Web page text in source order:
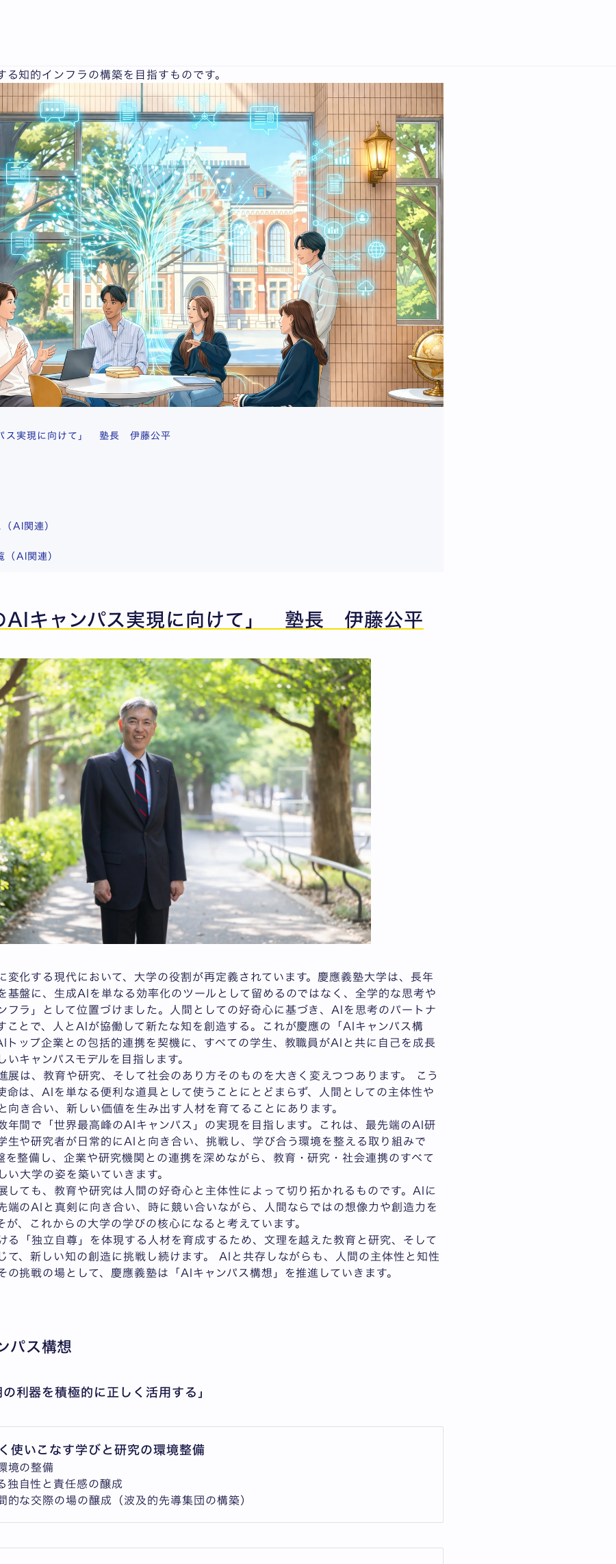
る知的インフラの構築を目指すものです。
ス実現に向けて」 塾長 伊藤公平
AI関連）
（AI関連）
AIキャンパス実現に向けて」 塾長 伊藤公平
変化する現代において、大学の役割が再定義されています。慶應義塾大学は、長年
基盤に、生成AIを単なる効率化のツールとして留めるのではなく、全学的な思考や
フラ」として位置づけました。人間としての好奇心に基づき、AIを思考のパートナ
ことで、人とAIが協働して新たな知を創造する。これが慶應の「AIキャンパス構
トップ企業との包括的連携を契機に、すべての学生、教職員がAIと共に自己を成長
キャンパスモデルを目指します。
展は、教育や研究、そして社会のあり方そのものを大きく変えつつあります。 こう
命は、AIを単なる便利な道具として使うことにとどまらず、人間としての主体性や
向き合い、新しい価値を生み出す人材を育てることにあります。
年間で「世界最高峰のAIキャンパス」の実現を目指します。これは、最先端のAI研
生や研究者が日常的にAIと向き合い、挑戦し、学び合う環境を整える取り組みで
を整備し、企業や研究機関との連携を深めながら、教育・研究・社会連携のすべて
大学の姿を築いていきます。
しても、教育や研究は人間の好奇心と主体性によって切り拓かれるものです。AIに
端のAIと真剣に向き合い、時に競い合いながら、人間ならではの想像力や創造力を
が、これからの大学の学びの核心になると考えています。
る「独立自尊」を体現する人材を育成するため、文理を越えた教育と研究、そして
て、新しい知の創造に挑戦し続けます。 AIと共存しながらも、人間の主体性と知性
挑戦の場として、慶應義塾は「AIキャンパス構想」を推進していきます。
パス構想
利器を積極的に正しく活用する」
使いこなす学びと研究の環境整備
境の整備
独自性と責任感の醸成
的な交際の場の醸成（波及的先導集団の構築）